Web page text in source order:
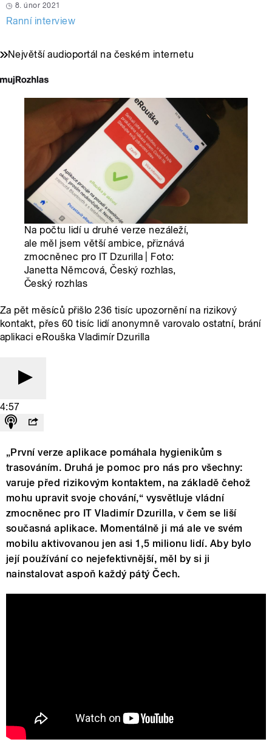
8. únor 2021
Ranní interview
Největší audioportál na českém internetu
Na počtu lidí u druhé verze nezáleží,
ale měl jsem větší ambice, přiznává
zmocněnec pro IT Dzurilla | Foto:
Janetta Němcová, Český rozhlas,
Český rozhlas
Za pět měsíců přišlo 236 tisíc upozornění na rizikový
kontakt, přes 60 tisíc lidí anonymně varovalo ostatní, brání
aplikaci eRouška Vladimír Dzurilla
4:57
„První verze aplikace pomáhala hygienikům s
trasováním. Druhá je pomoc pro nás pro všechny:
varuje před rizikovým kontaktem, na základě čehož
mohu upravit svoje chování,“ vysvětluje vládní
zmocněnec pro IT Vladimír Dzurilla, v čem se liší
současná aplikace. Momentálně ji má ale ve svém
mobilu aktivovanou jen asi 1,5 milionu lidí. Aby bylo
její používání co nejefektivnější, měl by si ji
nainstalovat aspoň každý pátý Čech.